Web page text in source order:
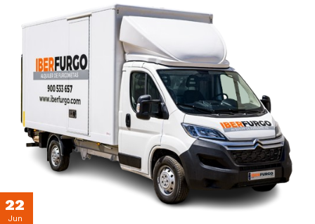
22
Jun